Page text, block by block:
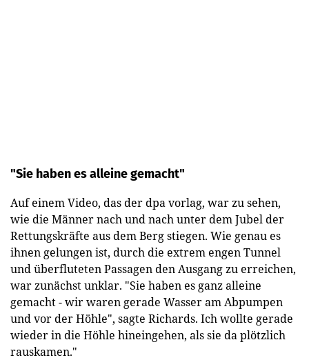
"Sie haben es alleine gemacht"
Auf einem Video, das der dpa vorlag, war zu sehen,
wie die Männer nach und nach unter dem Jubel der
Rettungskräfte aus dem Berg stiegen. Wie genau es
ihnen gelungen ist, durch die extrem engen Tunnel
und überfluteten Passagen den Ausgang zu erreichen,
war zunächst unklar. "Sie haben es ganz alleine
gemacht - wir waren gerade Wasser am Abpumpen
und vor der Höhle", sagte Richards. Ich wollte gerade
wieder in die Höhle hineingehen, als sie da plötzlich
rauskamen."